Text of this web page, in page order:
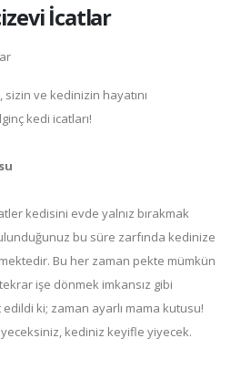
İcatlar
ve kedinizin hayatını
kedi icatları!
kedisini evde yalnız bırakmak
bu süre zarfında kedinize
Bu her zaman pekte mümkün
işe dönmek imkansız gibi
ki; zaman ayarlı mama kutusu!
kediniz keyifle yiyecek.